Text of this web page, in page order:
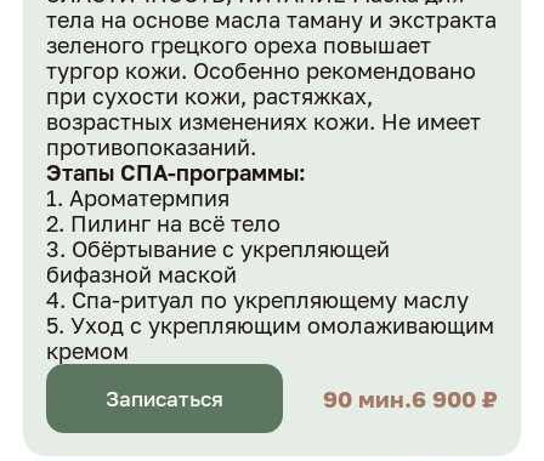
тела на основе масла таману и экстракта
зеленого грецкого ореха повышает
тургор кожи. Особенно рекомендовано
при сухости кожи, растяжках,
возрастных изменениях кожи. Не имеет
противопоказаний.
Этапы СПА-программы:
Ароматермпия
Пилинг на всё тело
Обёртывание с укрепляющей
бифазной маской
Спа-ритуал по укрепляющему маслу
Уход с укрепляющим омолаживающим
кремом
Записаться 90 мин.6 900 ₽